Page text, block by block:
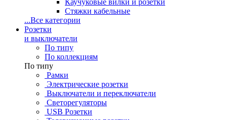
Стяжки кабельные
...Все категории
Розетки
и выключатели
По типу
По коллекциям
По типу
Рамки
Электрические розетки
Выключатели и переключатели
Светорегуляторы
USB Розетки